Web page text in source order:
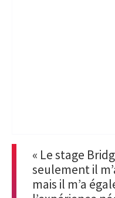
« Le stage
seulement il
mais il m’a